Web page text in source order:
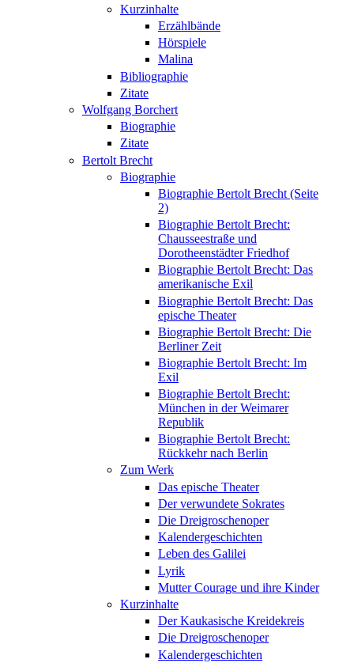
Kurzinhalte
Erzählbände
Hörspiele
Malina
Bibliographie
Zitate
Wolfgang Borchert
Biographie
Zitate
Bertolt Brecht
Biographie
Biographie Bertolt Brecht (Seite
2)
Biographie Bertolt Brecht:
Chausseestraße und
Dorotheenstädter Friedhof
Biographie Bertolt Brecht: Das
amerikanische Exil
Biographie Bertolt Brecht: Das
epische Theater
Biographie Bertolt Brecht: Die
Berliner Zeit
Biographie Bertolt Brecht: Im
Exil
Biographie Bertolt Brecht:
München in der Weimarer
Republik
Biographie Bertolt Brecht:
Rückkehr nach Berlin
Zum Werk
Das epische Theater
Der verwundete Sokrates
Die Dreigroschenoper
Kalendergeschichten
Leben des Galilei
Lyrik
Mutter Courage und ihre Kinder
Kurzinhalte
Der Kaukasische Kreidekreis
Die Dreigroschenoper
Kalendergeschichten